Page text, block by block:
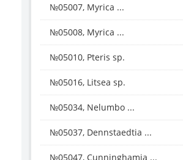
№05007, Myrica ...
№05008, Myrica ...
№05010, Pteris sp.
№05016, Litsea sp.
№05034, Nelumbo ...
№05037, Dennstaedtia ...
№05047, Cunninghamia ...